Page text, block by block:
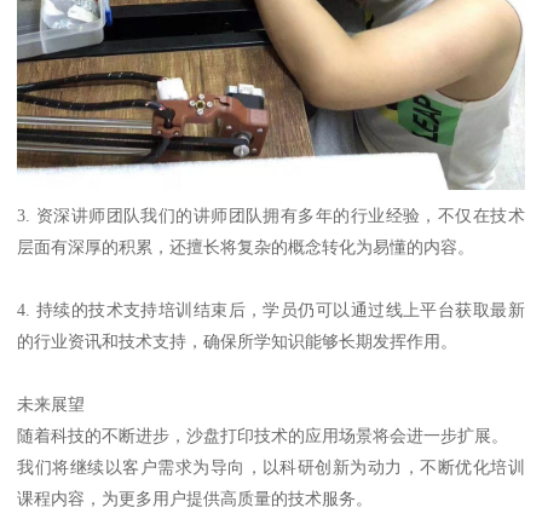
3. 资深讲师团队我们的讲师团队拥有多年的行业经验，不仅在技术
层面有深厚的积累，还擅长将复杂的概念转化为易懂的内容。
4. 持续的技术支持培训结束后，学员仍可以通过线上平台获取最新
的行业资讯和技术支持，确保所学知识能够长期发挥作用。
未来展望
随着科技的不断进步，沙盘打印技术的应用场景将会进一步扩展。
我们将继续以客户需求为导向，以科研创新为动力，不断优化培训
课程内容，为更多用户提供高质量的技术服务。